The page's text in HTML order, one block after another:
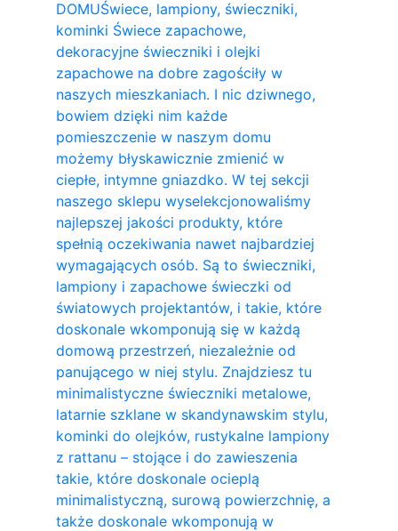
DOMUŚwiece, lampiony, świeczniki,
kominki Świece zapachowe,
dekoracyjne świeczniki i olejki
zapachowe na dobre zagościły w
naszych mieszkaniach. I nic dziwnego,
bowiem dzięki nim każde
pomieszczenie w naszym domu
możemy błyskawicznie zmienić w
ciepłe, intymne gniazdko. W tej sekcji
naszego sklepu wyselekcjonowaliśmy
najlepszej jakości produkty, które
spełnią oczekiwania nawet najbardziej
wymagających osób. Są to świeczniki,
lampiony i zapachowe świeczki od
światowych projektantów, i takie, które
doskonale wkomponują się w każdą
domową przestrzeń, niezależnie od
panującego w niej stylu. Znajdziesz tu
minimalistyczne świeczniki metalowe,
latarnie szklane w skandynawskim stylu,
kominki do olejków, rustykalne lampiony
z rattanu – stojące i do zawieszenia
takie, które doskonale ocieplą
minimalistyczną, surową powierzchnię, a
także doskonale wkomponują w